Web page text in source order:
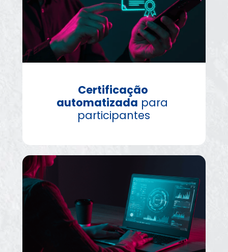
Certificação
automatizada para
participantes